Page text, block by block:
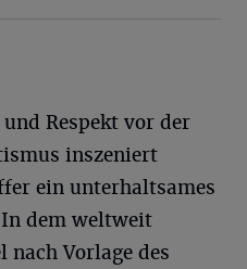
Respekt vor der
inszeniert
ein unterhaltsames
dem weltweit
nach Vorlage des